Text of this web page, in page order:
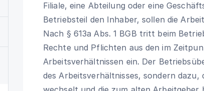
Filiale, eine Abteilung oder eine
Betriebsteil den Inhaber, sollen die
Nach § 613a Abs. 1 BGB tritt beim
Rechte und Pflichten aus den im
Arbeitsverhältnissen ein. Der
des Arbeitsverhältnisses, sondern dazu,